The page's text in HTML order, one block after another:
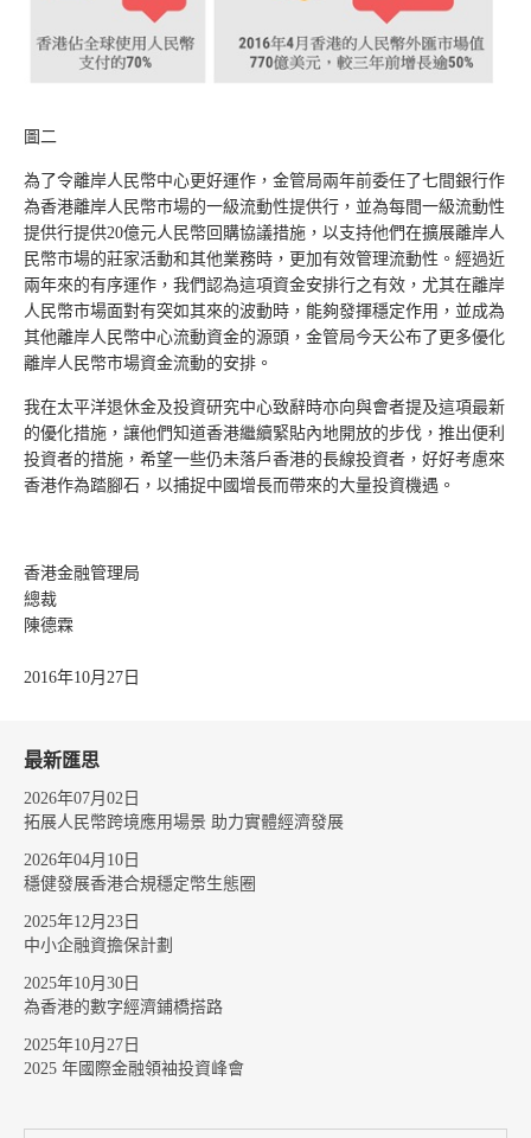
圖二
為了令離岸人民幣中心更好運作，金管局兩年前委任了七間銀行作
為香港離岸人民幣市場的一級流動性提供行，並為每間一級流動性
提供行提供20億元人民幣回購協議措施，以支持他們在擴展離岸人
民幣市場的莊家活動和其他業務時，更加有效管理流動性。經過近
兩年來的有序運作，我們認為這項資金安排行之有效，尤其在離岸
人民幣市場面對有突如其來的波動時，能夠發揮穩定作用，並成為
其他離岸人民幣中心流動資金的源頭，金管局今天公布了更多優化
離岸人民幣市場資金流動的安排。
我在太平洋退休金及投資研究中心致辭時亦向與會者提及這項最新
的優化措施，讓他們知道香港繼續緊貼內地開放的步伐，推出便利
投資者的措施，希望一些仍未落戶香港的長線投資者，好好考慮來
香港作為踏腳石，以捕捉中國增長而帶來的大量投資機遇。
香港金融管理局
總裁
陳德霖
2016年10月27日
最新匯思
2026年07月02日
拓展人民幣跨境應用場景 助力實體經濟發展
2026年04月10日
穩健發展香港合規穩定幣生態圈
2025年12月23日
中小企融資擔保計劃
2025年10月30日
為香港的數字經濟鋪橋搭路
2025年10月27日
2025 年國際金融領袖投資峰會